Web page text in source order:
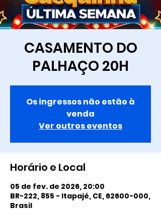
CASAMENTO DO
PALHAÇO 20H
Os ingressos não estão à
venda
Ver outros eventos
Horário e Local
05 de fev. de 2026, 20:00
BR-222, 855 - Itapajé, CE, 62600-000,
Brasil